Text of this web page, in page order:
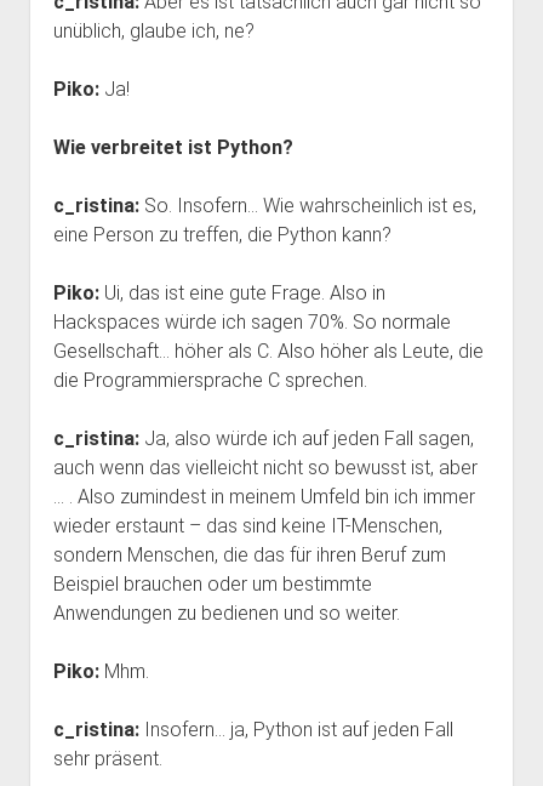
unüblich, glaube ich, ne?
Piko:Ja!
Wie verbreitet ist Python?
c_ristina:So. Insofern… Wie wahrscheinlich ist es,
eine Person zu treffen, die Python kann?
Piko:Ui, das ist eine gute Frage. Also in
Hackspaces würde ich sagen 70%. So normale
Gesellschaft… höher als C. Also höher als Leute, die
die Programmiersprache C sprechen.
c_ristina:Ja, also würde ich auf jeden Fall sagen,
auch wenn das vielleicht nicht so bewusst ist, aber
… . Also zumindest in meinem Umfeld bin ich immer
wieder erstaunt – das sind keine IT-Menschen,
sondern Menschen, die das für ihren Beruf zum
Beispiel brauchen oder um bestimmte
Anwendungen zu bedienen und so weiter.
Piko:Mhm.
c_ristina:Insofern… ja, Python ist auf jeden Fall
sehr präsent.